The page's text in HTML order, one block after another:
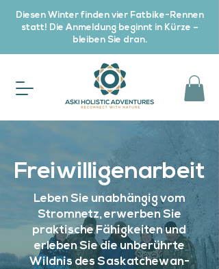
Diesen Winter finden vier Fatbike-Rennen
statt! Die Anmeldung beginnt in Kürze –
bleiben Sie dran.
Freiwilligenarbeit
Leben Sie unabhängig vom
Stromnetz, erwerben Sie
praktische Fähigkeiten und
erleben Sie die unberührte
Wildnis des Saskatchewan-